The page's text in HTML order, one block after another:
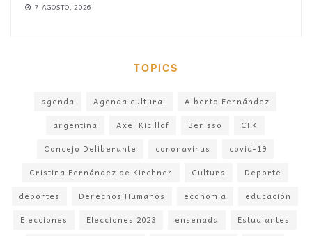
7 AGOSTO, 2026
TOPICS
agenda Agenda cultural
Alberto Fernández
argentina
Axel Kicillof Berisso
CFK
Concejo Deliberante
coronavirus
covid-19
Cristina Fernández de Kirchner
Cultura
Deporte
deportes
Derechos Humanos economia
educación
Elecciones
Elecciones 2023 ensenada
Estudiantes